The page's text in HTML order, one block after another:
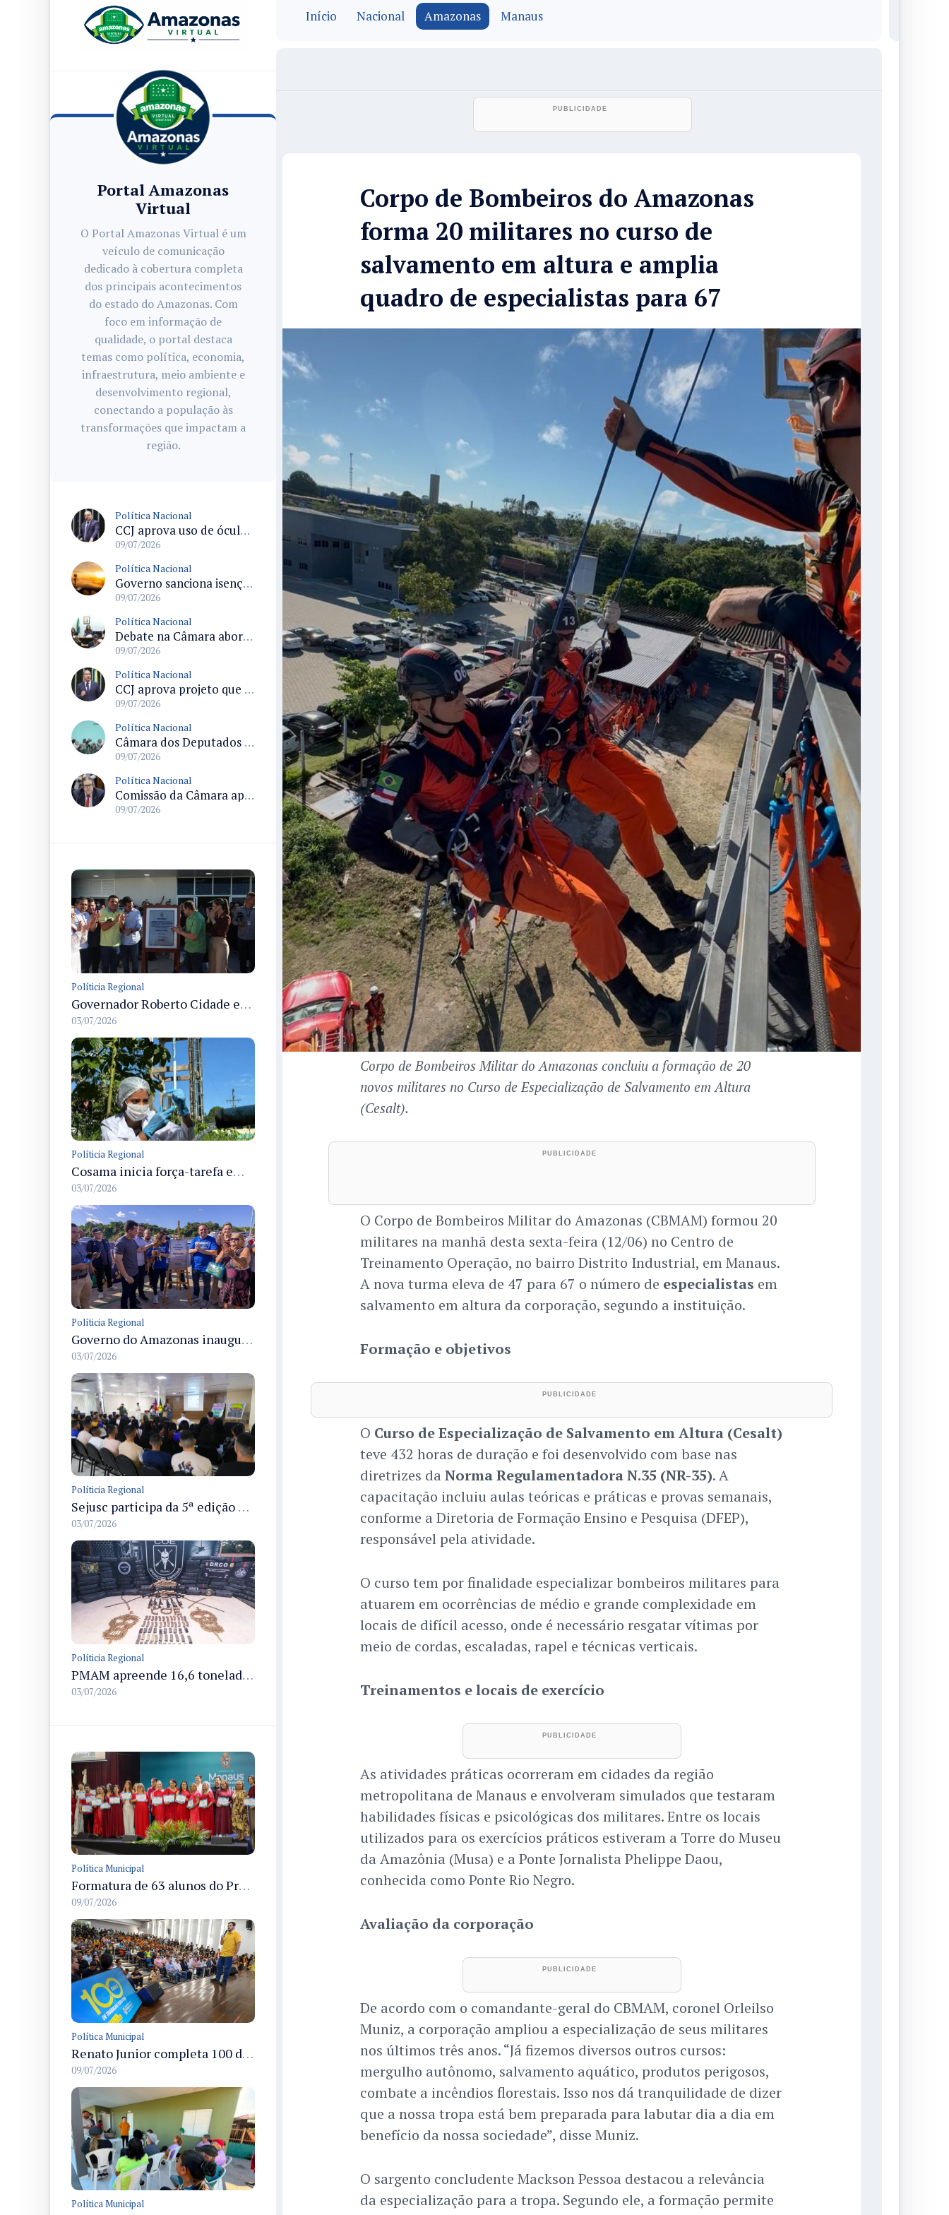
Portal Amazonas
Virtual
O Portal Amazonas Virtual é um
veículo de comunicação
dedicado à cobertura completa
dos principais acontecimentos
do estado do Amazonas. Com
foco em informação de
qualidade, o portal destaca
temas como política, economia,
infraestrutura, meio ambiente e
desenvolvimento regional,
conectando a população às
transformações que impactam a
região.
Política Nacional
CCJ aprova uso de óculos biópticos no processo de obtenção da Carteira Nacional de Habilitação para pessoas com deficiência
09/07/2026
Política Nacional
Governo sanciona isenção do ISS para empresas que organizarem a Copa do Mundo Feminina 2027 em oito cidades
09/07/2026
Política Nacional
Debate na Câmara aborda fim das licenciaturas EaD e efeitos no acesso à educação em áreas afastadas
09/07/2026
Política Nacional
CCJ aprova projeto que permite renegociação de dívidas com Funproger pelo Banco do Brasil e Banco do Nordeste
09/07/2026
Política Nacional
Câmara dos Deputados celebra Independência da Bahia em sessão solene destacando união popular e soberania nacional
09/07/2026
Política Nacional
Comissão da Câmara aprova obrigatoriedade de registro de crimes de homotransfobia nos sistemas de segurança pública do país
09/07/2026
Políticia Regional
Governador Roberto Cidade entrega readequação do ambulatório da FCecon e amplia capacidade de atendimento oncológico em Manaus
03/07/2026
Políticia Regional
Cosama inicia força-tarefa em Anamã para fortalecer abastecimento de água e segurança hídrica da população
03/07/2026
Políticia Regional
Governo do Amazonas inaugura primeiro Castramóvel Fluvial para atendimento veterinário às comunidades ribeirinhas e castração gratuita
03/07/2026
Políticia Regional
Sejusc participa da 5ª edição do Caminhos Literários com foco na cultura hip-hop nas unidades socioeducativas
03/07/2026
Políticia Regional
PMAM apreende 16,6 toneladas de entorpecentes e registra aumento nas prisões em flagrante e nas capturas de foragidos no primeiro semestre de 2026
03/07/2026
Política Municipal
Formatura de 63 alunos do Programa Ampliando Horizontes em Manaus celebra conclusão de cursos de idiomas
09/07/2026
Política Municipal
Renato Junior completa 100 dias com foco em empregabilidade em Manaus e impulso à inovação
09/07/2026
Política Municipal
Início Nacional Amazonas Manaus
Corpo de Bombeiros do Amazonas
forma 20 militares no curso de
salvamento em altura e amplia
quadro de especialistas para 67
Corpo de Bombeiros Militar do Amazonas concluiu a formação de 20
novos militares no Curso de Especialização de Salvamento em Altura
(Cesalt).
O Corpo de Bombeiros Militar do Amazonas (CBMAM) formou 20
militares na manhã desta sexta-feira (12/06) no Centro de
Treinamento Operação, no bairro Distrito Industrial, em Manaus.
A nova turma eleva de 47 para 67 o número de especialistas em
salvamento em altura da corporação, segundo a instituição.
Formação e objetivos
O Curso de Especialização de Salvamento em Altura (Cesalt)
teve 432 horas de duração e foi desenvolvido com base nas
diretrizes da Norma Regulamentadora N.35 (NR-35). A
capacitação incluiu aulas teóricas e práticas e provas semanais,
conforme a Diretoria de Formação Ensino e Pesquisa (DFEP),
responsável pela atividade.
O curso tem por finalidade especializar bombeiros militares para
atuarem em ocorrências de médio e grande complexidade em
locais de difícil acesso, onde é necessário resgatar vítimas por
meio de cordas, escaladas, rapel e técnicas verticais.
Treinamentos e locais de exercício
As atividades práticas ocorreram em cidades da região
metropolitana de Manaus e envolveram simulados que testaram
habilidades físicas e psicológicas dos militares. Entre os locais
utilizados para os exercícios práticos estiveram a Torre do Museu
da Amazônia (Musa) e a Ponte Jornalista Phelippe Daou,
conhecida como Ponte Rio Negro.
Avaliação da corporação
De acordo com o comandante-geral do CBMAM, coronel Orleilso
Muniz, a corporação ampliou a especialização de seus militares
nos últimos três anos. “Já fizemos diversos outros cursos:
mergulho autônomo, salvamento aquático, produtos perigosos,
combate a incêndios florestais. Isso nos dá tranquilidade de dizer
que a nossa tropa está bem preparada para labutar dia a dia em
benefício da nossa sociedade”, disse Muniz.
O sargento concludente Mackson Pessoa destacou a relevância
da especialização para a tropa. Segundo ele, a formação permite